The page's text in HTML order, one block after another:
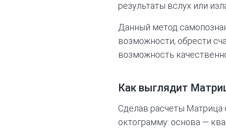
результаты вслух или
Данный метод
возможности, обрести
возможность
Как выглядит
Сделав расчеты
октограмму: основа —